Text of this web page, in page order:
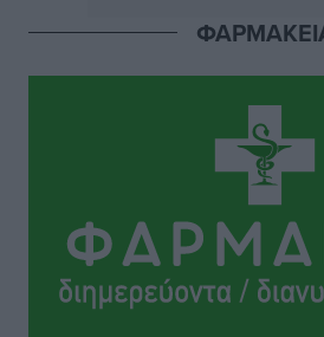
Τουρισμός: «Φτωχός συγγενής
Ειδήσεις• πριν 5 ώρες
Έφυγε από τη ζωή ο επί σειρά